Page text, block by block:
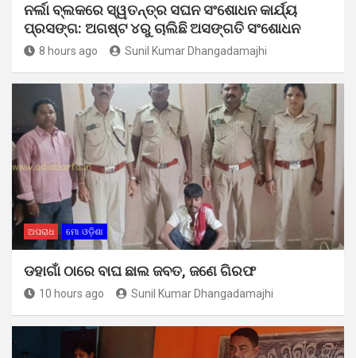
ନର୍ଲା ବ୍ଲକରେ ସ୍ୱତନ୍ତ୍ର ସଘନ ସଂଶୋଧନ କାର୍ଯ୍ୟ
ପ୍ରସଙ୍ଗ: ଅଗଷ୍ଟ ୪ରୁ ଚାଲିଛି ଅସଙ୍ଗତି ସଂଶୋଧନ
8 hours ago Sunil Kumar Dhangadamajhi
ଅପରାଧ ମୋ ଓଡ଼ିଶା
ଡହାଗାଁ ଠାରେ ବାଘ ଛାଲ ଜବତ, ଜଣେ ଗିରଫ
10 hours ago Sunil Kumar Dhangadamajhi